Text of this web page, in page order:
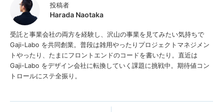
投稿者
Harada Naotaka
受託と事業会社の両方を経験し、沢山の事業を見てみたい気持ちで
Gaji-Labo を共同創業。普段は雑用やったりプロジェクトマネジメン
トやったり、たまにフロントエンドのコードを書いたり。直近は
Gaji-Labo をデザイン会社に転換していく課題に挑戦中。期待値コン
トロールにステ全振り。